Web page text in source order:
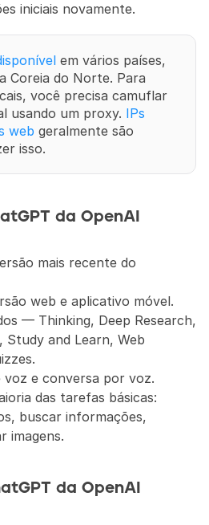
iniciais novamente.
em vários países,
Coreia do Norte. Para
você precisa camuflar
usando um proxy. IPs
web geralmente são
isso.
da OpenAI
mais recente do
web e aplicativo móvel.
— Thinking, Deep Research,
Study and Learn, Web
e conversa por voz.
das tarefas básicas:
buscar informações,
imagens.
da OpenAI